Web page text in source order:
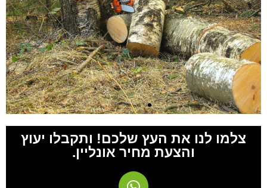
צלמו לנו את העץ שלכם! ותקבלו יעוץ
והצעת מחיר אונליין.